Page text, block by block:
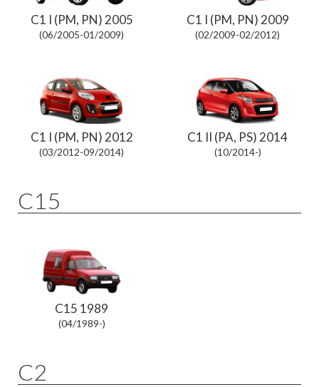
C1 I (PM, PN) 2005
(06/2005-01/2009)
C1 I (PM, PN) 2009
(02/2009-02/2012)
C1 I (PM, PN) 2012
(03/2012-09/2014)
C1 II (PA, PS) 2014
(10/2014-)
C15
C15 1989
(04/1989-)
C2